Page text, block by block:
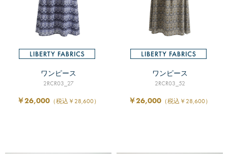
ワンピース
2RCR03_27
￥26,000 （税込￥28,600）
ワンピース
2RCR03_52
￥26,000 （税込￥28,600）